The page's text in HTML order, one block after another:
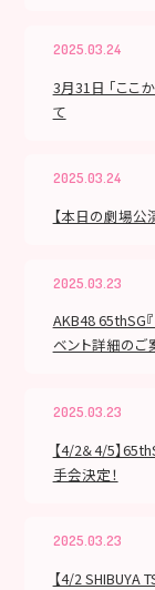
2025.03.24
3月31日 「ここ
て
2025.03.24
【本日の劇場公
2025.03.23
AKB48 65thSG
ベント詳細のご
2025.03.23
【4/2＆4/5】
手会決定！
2025.03.23
【4/2 SHIBUYA